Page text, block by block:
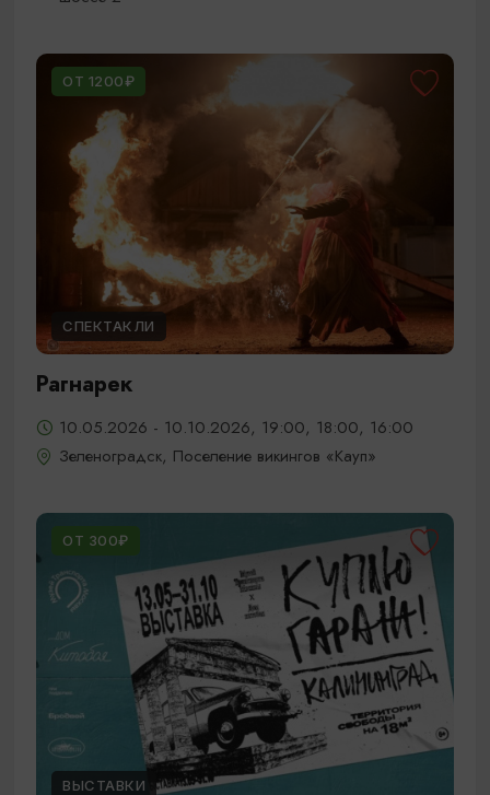
ОТ 1200₽
СПЕКТАКЛИ
Рагнарек
10.05.2026 - 10.10.2026, 19:00, 18:00, 16:00
Зеленоградск, Поселение викингов «Кауп»
ОТ 300₽
ВЫСТАВКИ